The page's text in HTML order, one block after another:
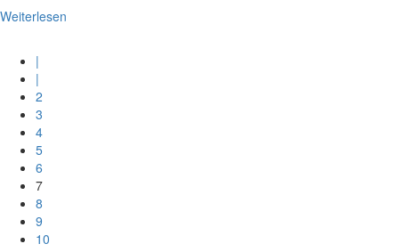
Weiterlesen
|
|
2
3
4
5
6
7
8
9
10